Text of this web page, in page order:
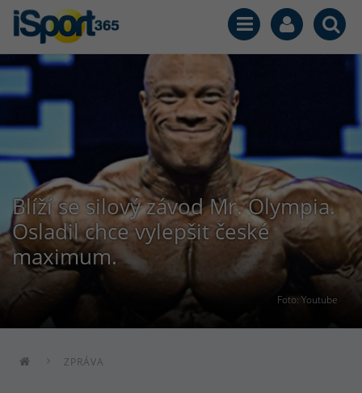
Foto: Youtube
Blíží se silový závod Mr. Olympia.
Osladil chce vylepšit české
maximum.
ZPRÁVA